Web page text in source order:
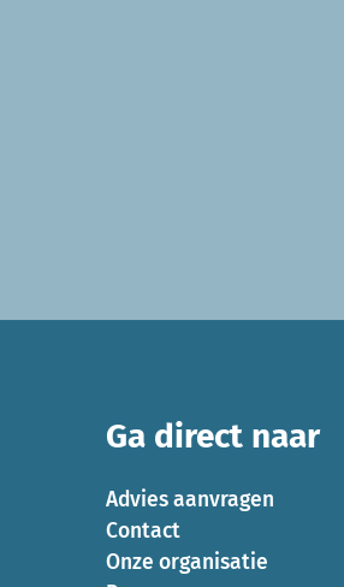
Ga direct naar
Advies aanvragen
Contact
Onze organisatie